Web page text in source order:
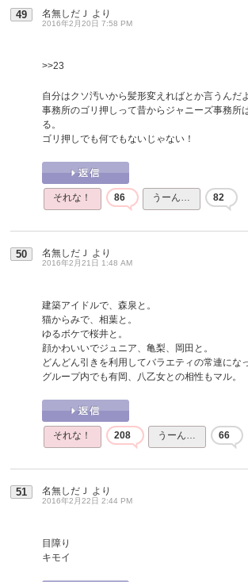
49 名無しだＪ より
2016年2月20日 7:58 PM
>>23
自分はクソ汚いから髪形変えればとか言うんだ
事務所のゴリ押しって昔からジャニーズ事務所
る。
ゴリ押しでも何でもないじゃない！
それな！ 86 うーん… 82
50 名無しだＪ より
2016年2月21日 1:48 AM
建築アイドルで、森泉と。
猫からみで、相葉と。
ゆるボケで桜井と。
顔かわいいでジュニア、亀梨、岡田と。
どんどん引きを利用してバラエティの常連にな
グループ内でも有岡、八乙女との相性もマル。
それな！ 208 うーん… 66
51 名無しだＪ より
2016年2月22日 2:44 PM
目障り
キモイ